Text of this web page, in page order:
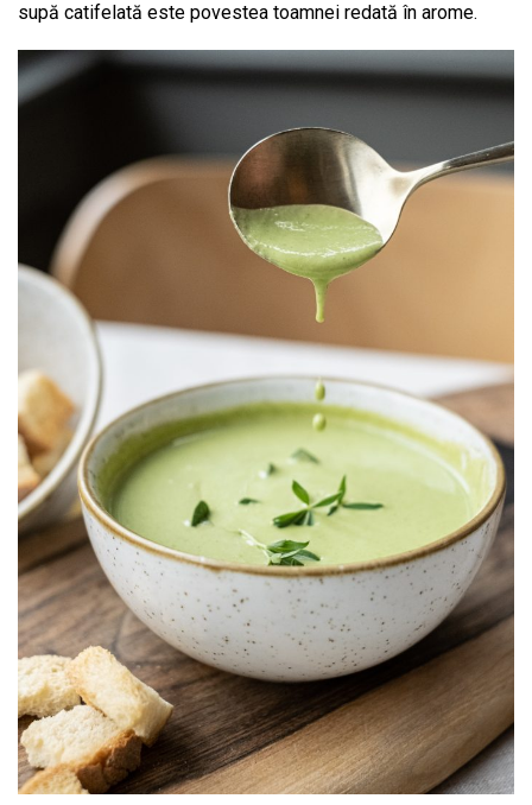
supă catifelată este povestea toamnei redată în arome.